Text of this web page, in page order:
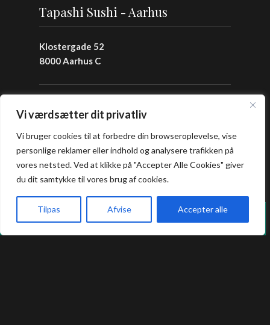
Vi værdsætter dit privatliv
Vi bruger cookies til at forbedre din browseroplevelse, vise
personlige reklamer eller indhold og analysere trafikken på
vores netsted. Ved at klikke på "Accepter Alle Cookies" giver
du dit samtykke til vores brug af cookies.
Tilpas Afvise Accepter alle
Vi holder lukket hver mandag i sommerferien.
Tapashi Sushi - Aarhus
Klostergade 52
8000 Aarhus C
+45 86 82 82 82
Åbningstider
Frokost: 12:00 - 16:00
Aften: 17:00 - 22:00